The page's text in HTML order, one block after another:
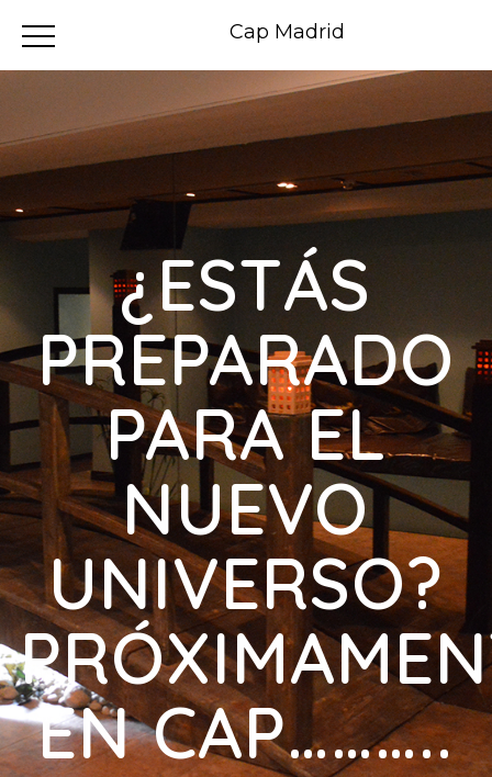
Cap Madrid
¿ESTÁS
PREPARADO
PARA EL
NUEVO
UNIVERSO?
EN CAP………..